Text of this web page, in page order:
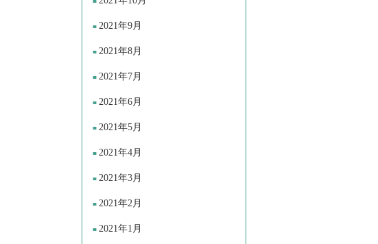
2021年9月
2021年8月
2021年7月
2021年6月
2021年5月
2021年4月
2021年3月
2021年2月
2021年1月